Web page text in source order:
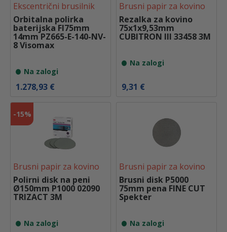
j
e
b
i
l
a
5
,
1
1
€
a
j
e
:
4
,
4
€
Ekscentrični brusilnik
Orbitalna polirka
baterijska FI75mm
14mm PZ665-E-140-NV-
8 Visomax
Na zalogi
1.278,93 €
Brusni papir za kovino
Rezalka za kovino
75x1x9,53mm
CUBITRON III 33458 3M
Na zalogi
9,31 €
-15%
Brusni papir za kovino
Polirni disk na peni
Ø150mm P1000 02090
TRIZACT 3M
Na zalogi
Brusni papir za kovino
Brusni disk P5000
75mm pena FINE CUT
Spekter
Na zalogi